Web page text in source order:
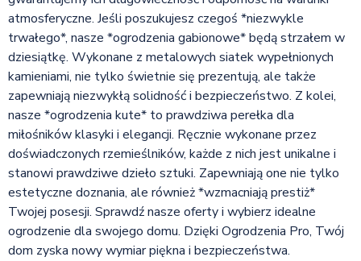
atmosferyczne. Jeśli poszukujesz czegoś *niezwykle
trwałego*, nasze *ogrodzenia gabionowe* będą strzałem w
dziesiątkę. Wykonane z metalowych siatek wypełnionych
kamieniami, nie tylko świetnie się prezentują, ale także
zapewniają niezwykłą solidność i bezpieczeństwo. Z kolei,
nasze *ogrodzenia kute* to prawdziwa perełka dla
miłośników klasyki i elegancji. Ręcznie wykonane przez
doświadczonych rzemieślników, każde z nich jest unikalne i
stanowi prawdziwe dzieło sztuki. Zapewniają one nie tylko
estetyczne doznania, ale również *wzmacniają prestiż*
Twojej posesji. Sprawdź nasze oferty i wybierz idealne
ogrodzenie dla swojego domu. Dzięki Ogrodzenia Pro, Twój
dom zyska nowy wymiar piękna i bezpieczeństwa.